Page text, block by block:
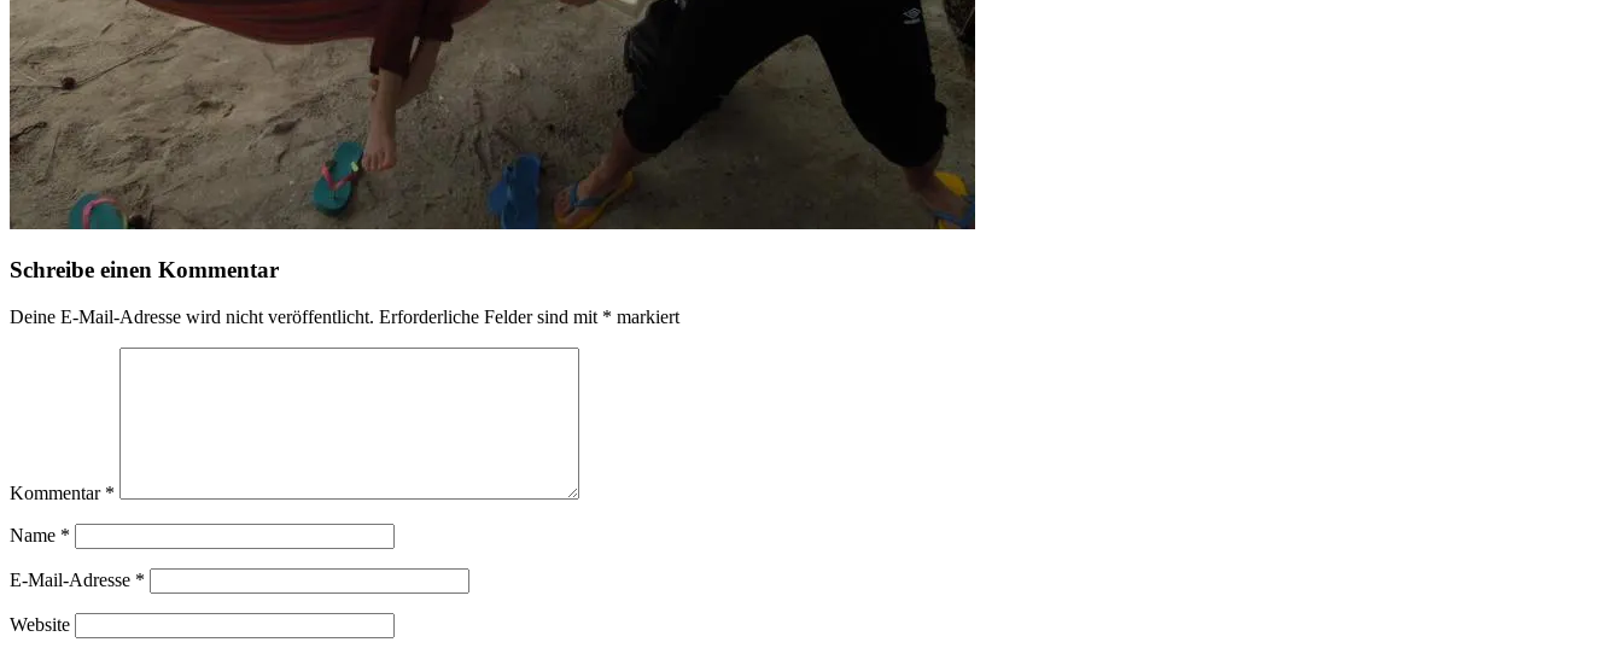
Schreibe einen Kommentar
Deine E-Mail-Adresse wird nicht veröffentlicht. Erforderliche Felder sind mit * markiert
Kommentar *
Name *
E-Mail-Adresse *
Website